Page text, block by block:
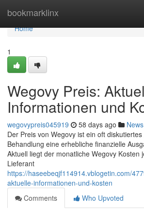
bookmarklinx
Home
Home
1
Wegovy Preis:
Informationen und
wegovypreis045919 58 days ago News
Der Preis von Wegovy ist ein oft
Behandlung eine erhebliche finanzielle
Aktuell liegt der monatliche Wegovy Kosten
Lieferant
https://haseebeqjf114914.vblogetin.com/
aktuelle-informationen-und-kosten
Comments
Who Upvoted